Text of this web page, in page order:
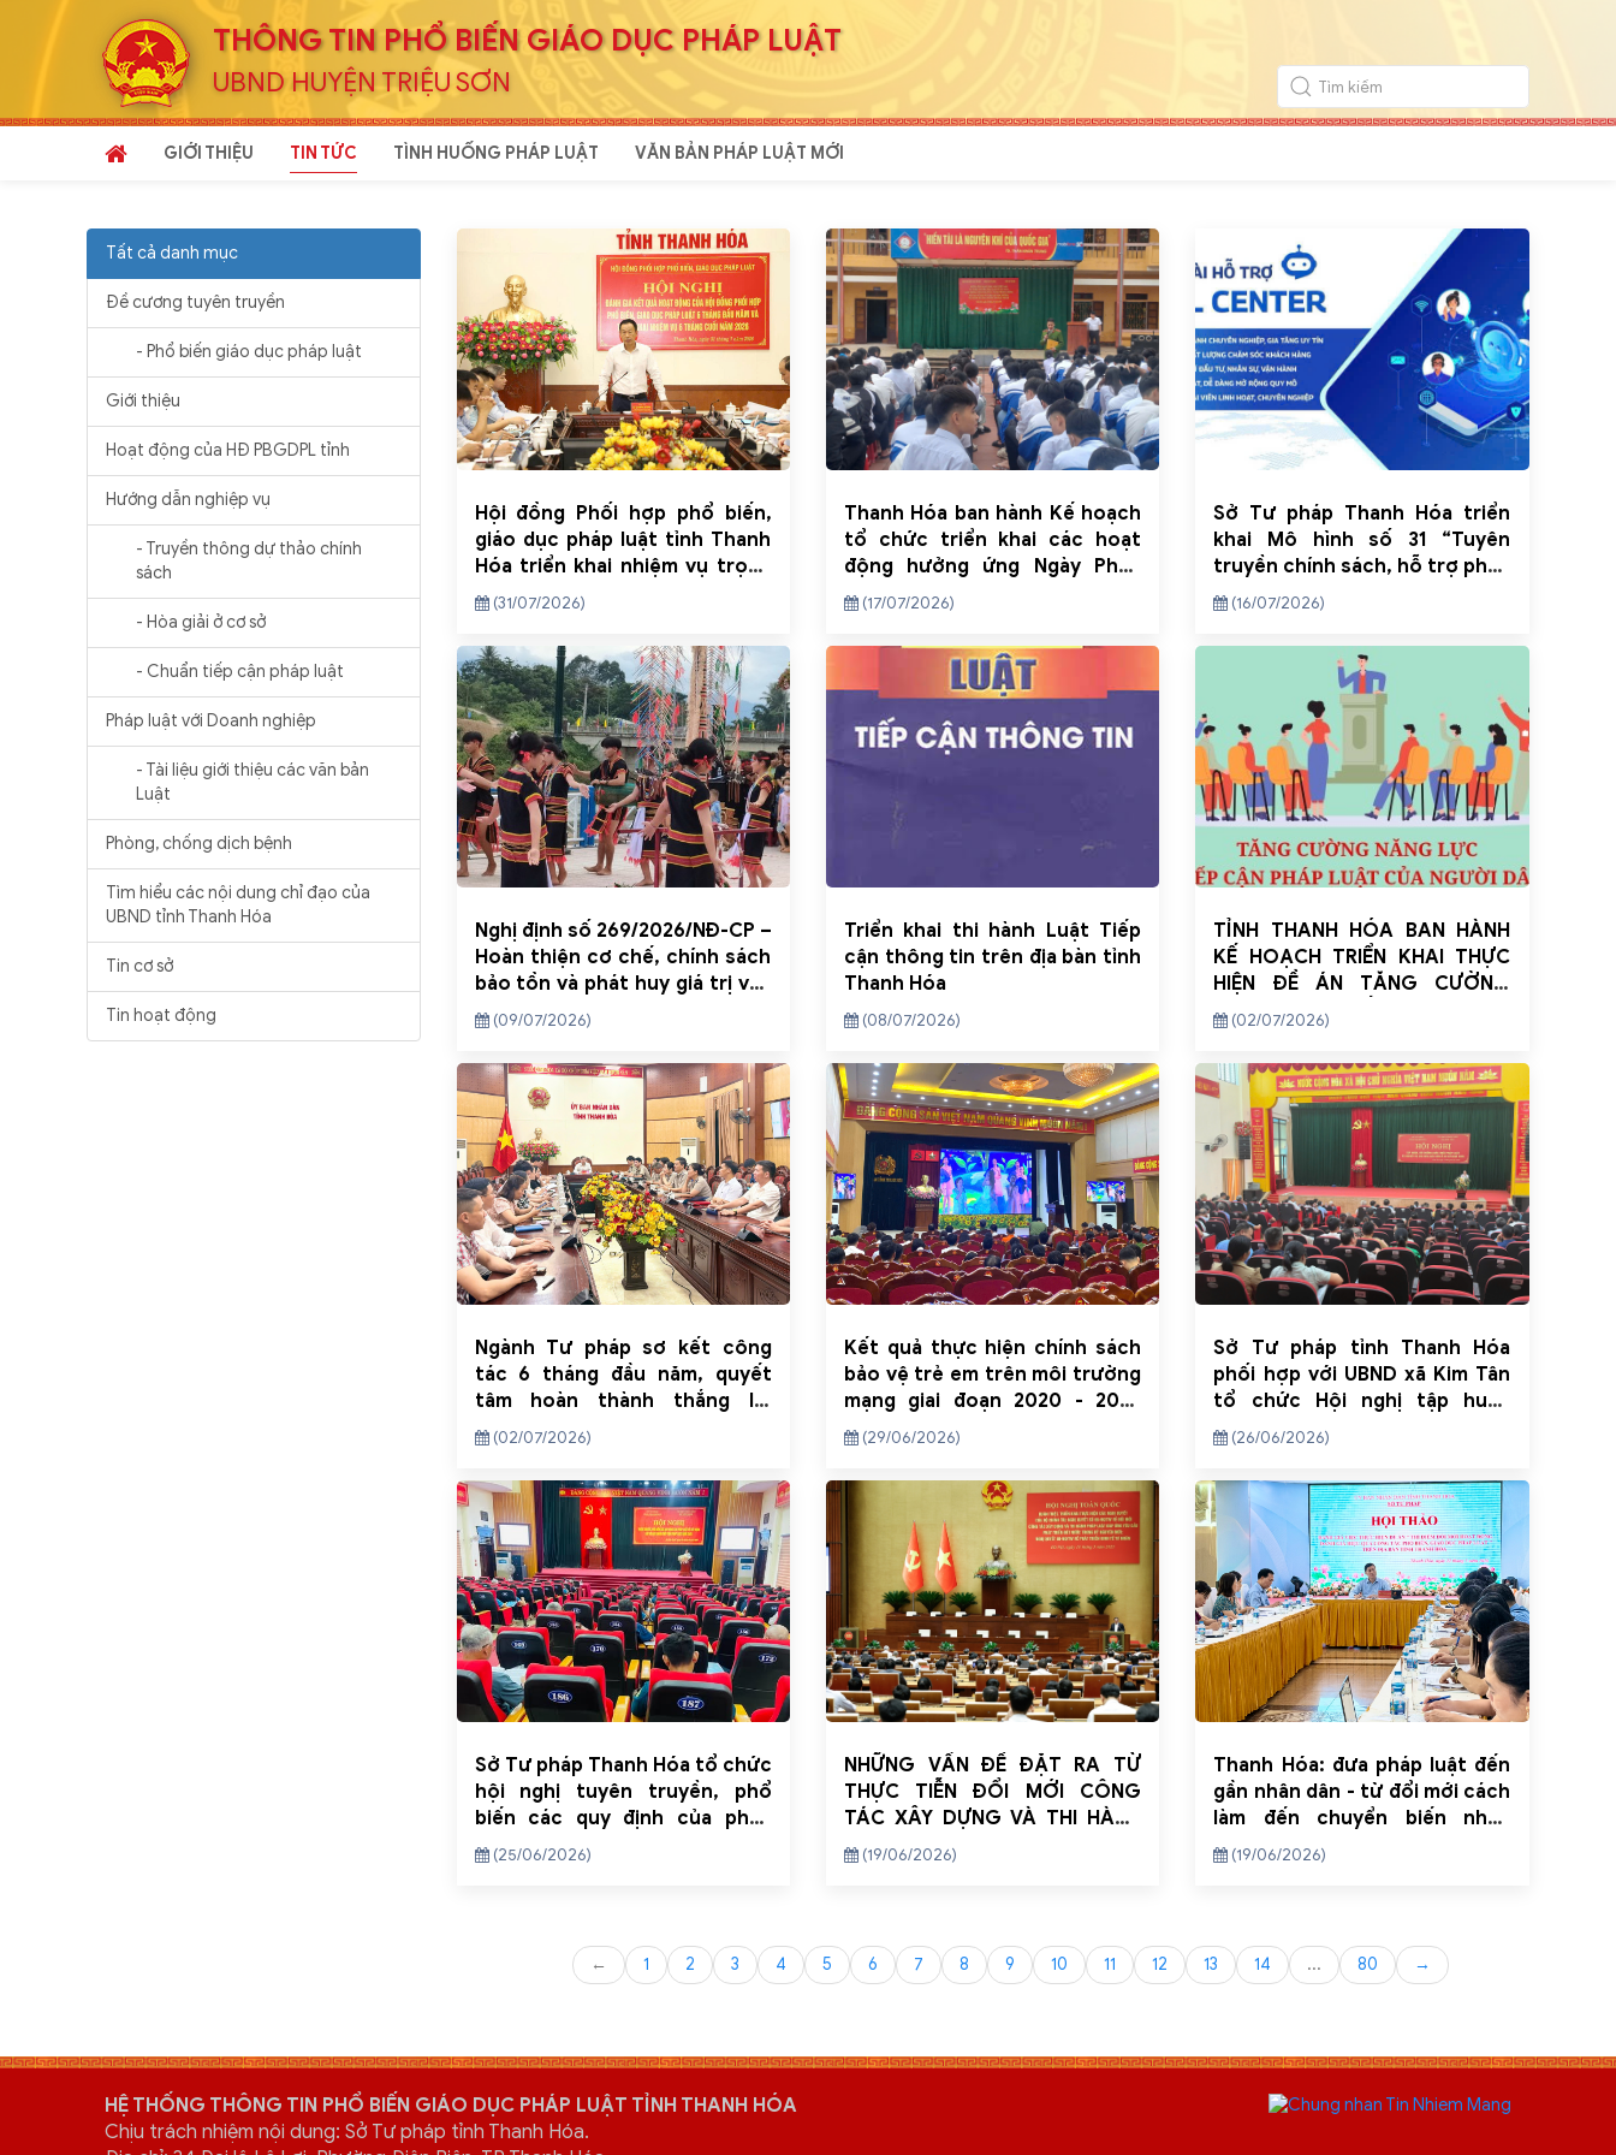
THÔNG TIN PHỔ BIẾN GIÁO DỤC PHÁP LUẬT
UBND HUYỆN TRIỆU SƠN
GIỚI THIỆU TIN TỨC TÌNH HUỐNG PHÁP LUẬT VĂN BẢN PHÁP LUẬT MỚI
Tất cả danh mục
Đề cương tuyên truyền
- Phổ biến giáo dục pháp luật
Giới thiệu
Hoạt động của HĐ PBGDPL tỉnh
Hướng dẫn nghiệp vụ
- Truyền thông dự thảo chính
sách
- Hòa giải ở cơ sở
- Chuẩn tiếp cận pháp luật
Pháp luật với Doanh nghiệp
- Tài liệu giới thiệu các văn bản
Luật
Phòng, chống dịch bệnh
Tìm hiểu các nội dung chỉ đạo của
UBND tỉnh Thanh Hóa
Tin cơ sở
Tin hoạt động
Hội đồng Phối hợp phổ biến,
giáo dục pháp luật tỉnh Thanh
Hóa triển khai nhiệm vụ trọng
tâm 6 tháng cuối năm 2026
(31/07/2026)
Thanh Hóa ban hành Kế hoạch
tổ chức triển khai các hoạt
động hưởng ứng Ngày Pháp
luật Việt Nam năm 2026
(17/07/2026)
Sở Tư pháp Thanh Hóa triển
khai Mô hình số 31 “Tuyên
truyền chính sách, hỗ trợ pháp
lý qua ứng dụng VNeID và Tổng
(16/07/2026)
Nghị định số 269/2026/NĐ-CP –
Hoàn thiện cơ chế, chính sách
bảo tồn và phát huy giá trị văn
hóa truyền thống tốt đẹp của
phát triển bền vững
(09/07/2026)
Triển khai thi hành Luật Tiếp
cận thông tin trên địa bàn tỉnh
Thanh Hóa
(08/07/2026)
TỈNH THANH HÓA BAN HÀNH
KẾ HOẠCH TRIỂN KHAI THỰC
HIỆN ĐỀ ÁN TĂNG CƯỜNG
NĂNG LỰC TIẾP CẬN PHÁP
(02/07/2026)
Ngành Tư pháp sơ kết công
tác 6 tháng đầu năm, quyết
tâm hoàn thành thắng lợi
nhiệm vụ năm 2026
(02/07/2026)
Kết quả thực hiện chính sách
bảo vệ trẻ em trên môi trường
mạng giai đoạn 2020 - 2025
trên địa bàn tỉnh Thanh Hóa
(29/06/2026)
Sở Tư pháp tỉnh Thanh Hóa
phối hợp với UBND xã Kim Tân
tổ chức Hội nghị tập huấn
công tác hòa giải ở cơ sở
(26/06/2026)
Sở Tư pháp Thanh Hóa tổ chức
hội nghị tuyên truyền, phổ
biến các quy định của pháp
luật về xây dựng cấp xã đạt
(25/06/2026)
NHỮNG VẤN ĐỀ ĐẶT RA TỪ
THỰC TIỄN ĐỔI MỚI CÔNG
TÁC XÂY DỰNG VÀ THI HÀNH
PHÁP LUẬT TRÊN ĐỊA BÀN TỈNH
(19/06/2026)
Thanh Hóa: đưa pháp luật đến
gần nhân dân - từ đổi mới cách
làm đến chuyển biến nhận
thức
(19/06/2026)
← 1 2 3 4 5 6 7 8 9 10 11 12 13 14 ... 80 →
HỆ THỐNG THÔNG TIN PHỔ BIẾN GIÁO DỤC PHÁP LUẬT TỈNH THANH HÓA
Chịu trách nhiệm nội dung: Sở Tư pháp tỉnh Thanh Hóa.